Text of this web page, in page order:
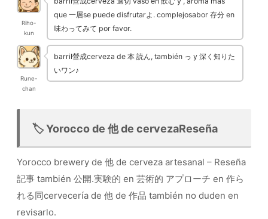
Riho-
kun
que 一層se puede disfrutarよ. complejosabor 存分 en
味わってみて por favor.
Rune-
chan
barril營成cerveza de 本 読ん, también っ y 深く知りた
いワン♪
🏷️ Yorocco de 他 de cervezaReseña
Yorocco brewery de 他 de cerveza artesanal – Reseña
記事 también 公開.実験的 en 芸術的 アプローチ en 作ら
れる同cervecería de 他 de 作品 también no duden en
revisarlo.